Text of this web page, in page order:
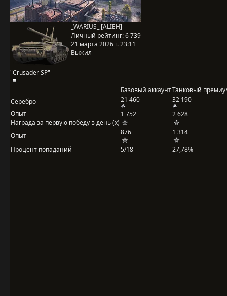
"Crusader SP"
_WARIUS_ [ALIEH]
Личный рейтинг:6 739
21 марта 2026 г. 23:11
Выжил
Базовый аккаунтТанковый
Серебро
21 460
32 190
Опыт
Награда за первую победу в день (x)
1 752 2 628
Опыт 876
1 314
Процент попаданий
5/18 27,78%